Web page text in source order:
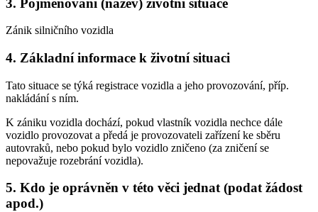
Zánik silničního vozidla
4. Základní informace k životní situaci
Tato situace se týká registrace vozidla a jeho provozování, příp.
nakládání s ním.
K zániku vozidla dochází, pokud vlastník vozidla nechce dále
vozidlo provozovat a předá je provozovateli zařízení ke sběru
autovraků, nebo pokud bylo vozidlo zničeno (za zničení se
nepovažuje rozebrání vozidla).
5. Kdo je oprávněn v této věci jednat (podat žádost
apod.)